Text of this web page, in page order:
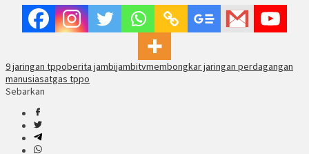
9 jaringan tppoberita jambijambitvmembongkar jaringan perdagangan
manusiasatgas tppo
Sebarkan